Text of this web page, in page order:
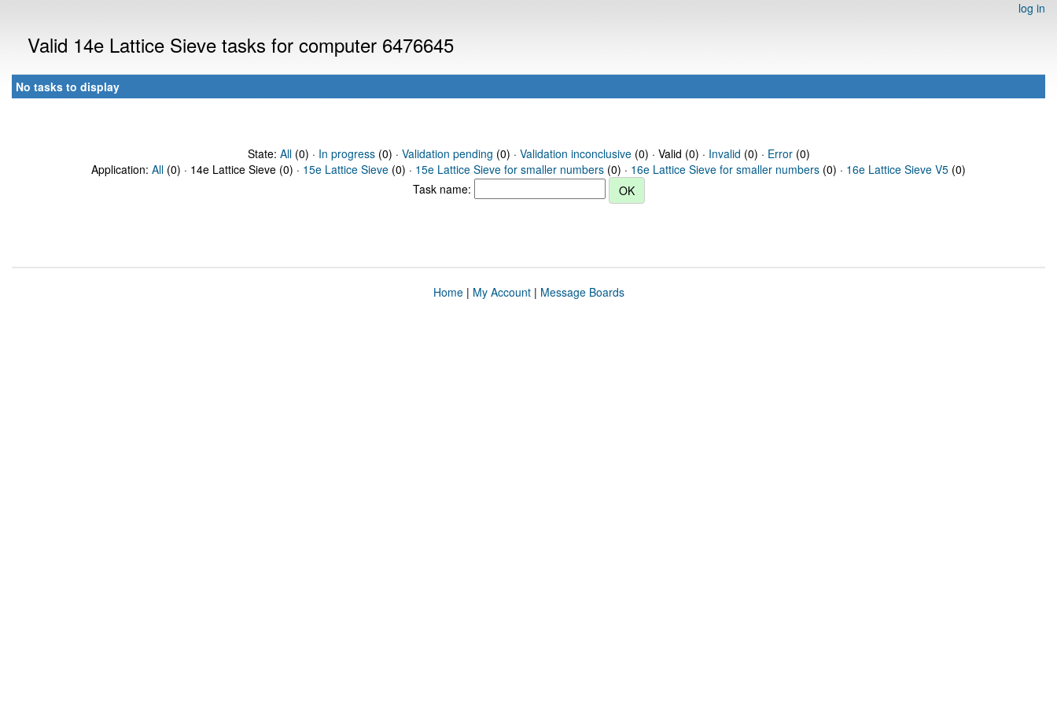
log in
Valid 14e Lattice Sieve tasks for computer 6476645
No tasks to display
State: All(0) · In progress(0) · Validation pending (0) · Validation inconclusive(0) · Valid (0) · Invalid (0) · Error(0)
Application: All (0) · 14e Lattice Sieve (0) · 15e Lattice Sieve (0) · 15e Lattice Sieve for smaller numbers (0) · 16e Lattice Sieve for smaller numbers (0) · 16e Lattice Sieve V5 (0)
Task name:
Home| My Account| Message Boards